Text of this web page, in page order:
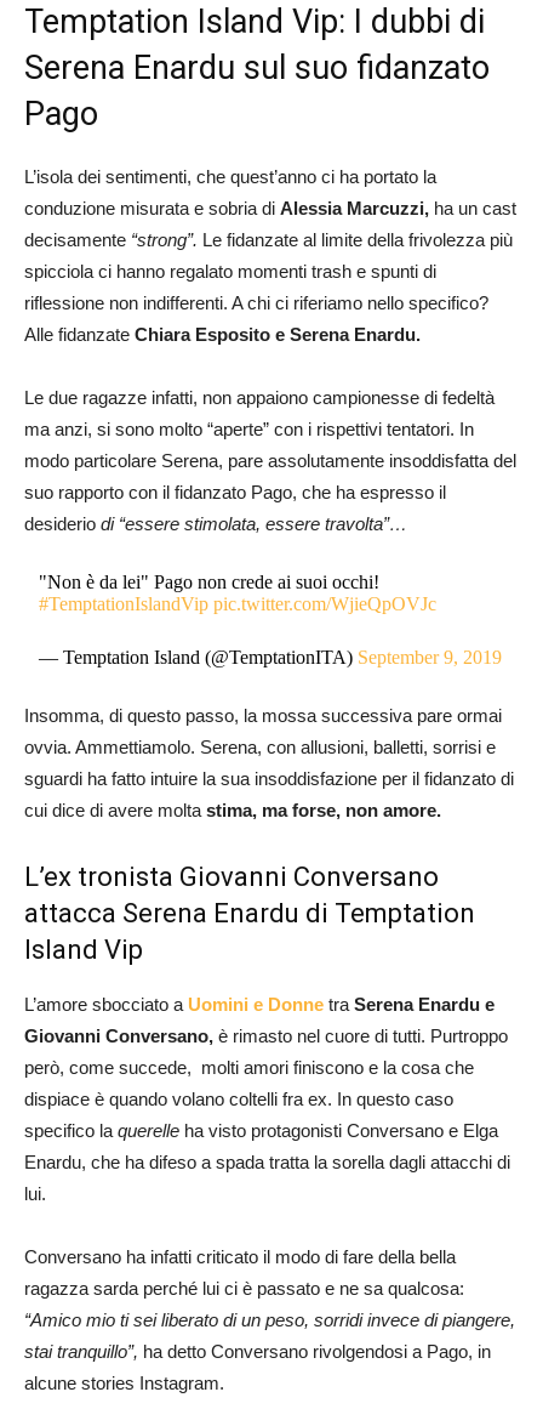
Temptation Island Vip: I dubbi di
Serena Enardu sul suo fidanzato
Pago
L’isola dei sentimenti, che quest’anno ci ha portato la
conduzione misurata e sobria di Alessia Marcuzzi, ha un cast
decisamente “strong”. Le fidanzate al limite della frivolezza più
spicciola ci hanno regalato momenti trash e spunti di
riflessione non indifferenti. A chi ci riferiamo nello specifico?
Alle fidanzate Chiara Esposito e Serena Enardu.
Le due ragazze infatti, non appaiono campionesse di fedeltà
ma anzi, si sono molto “aperte” con i rispettivi tentatori. In
modo particolare Serena, pare assolutamente insoddisfatta del
suo rapporto con il fidanzato Pago, che ha espresso il
desiderio di “essere stimolata, essere travolta”…
"Non è da lei" Pago non crede ai suoi occhi!
#TemptationIslandVip pic.twitter.com/WjieQpOVJc
— Temptation Island (@TemptationITA) September 9, 2019
Insomma, di questo passo, la mossa successiva pare ormai
ovvia. Ammettiamolo. Serena, con allusioni, balletti, sorrisi e
sguardi ha fatto intuire la sua insoddisfazione per il fidanzato di
cui dice di avere molta stima, ma forse, non amore.
L’ex tronista Giovanni Conversano
attacca Serena Enardu di Temptation
Island Vip
L’amore sbocciato a Uomini e Donne tra Serena Enardu e
Giovanni Conversano, è rimasto nel cuore di tutti. Purtroppo
però, come succede, molti amori finiscono e la cosa che
dispiace è quando volano coltelli fra ex. In questo caso
specifico la querelle ha visto protagonisti Conversano e Elga
Enardu, che ha difeso a spada tratta la sorella dagli attacchi di
lui.
Conversano ha infatti criticato il modo di fare della bella
ragazza sarda perché lui ci è passato e ne sa qualcosa:
“Amico mio ti sei liberato di un peso, sorridi invece di piangere,
stai tranquillo”, ha detto Conversano rivolgendosi a Pago, in
alcune stories Instagram.